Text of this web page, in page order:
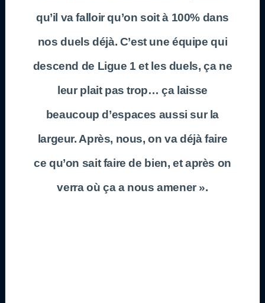
qu’il va falloir qu’on soit à 100% dans
nos duels déjà. C’est une équipe qui
descend de Ligue 1 et les duels, ça ne
leur plait pas trop… ça laisse
beaucoup d’espaces aussi sur la
largeur. Après, nous, on va déjà faire
ce qu’on sait faire de bien, et après on
verra où ça a nous amener ».